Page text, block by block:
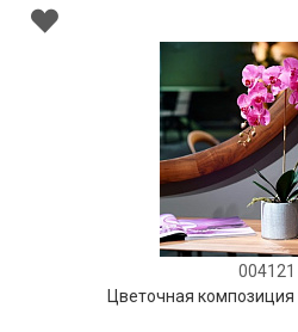
004121
Цветочная